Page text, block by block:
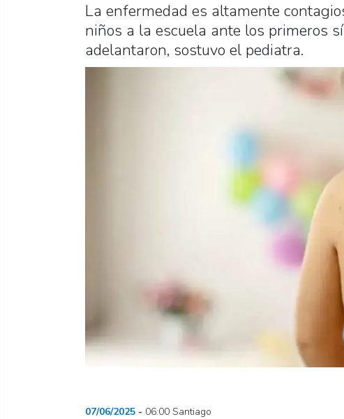
La enfermedad es altamente
niños a la escuela ante los primeros
adelantaron, sostuvo el pediatra.
07/06/2025 06:00 Santiago